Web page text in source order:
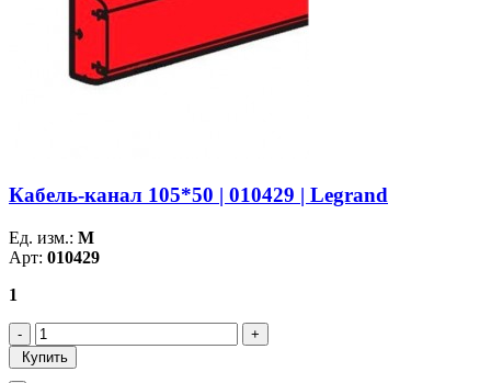
Кабель-канал 105*50 | 010429 | Legrand
Ед. изм.: М
Арт: 010429
1
Купить